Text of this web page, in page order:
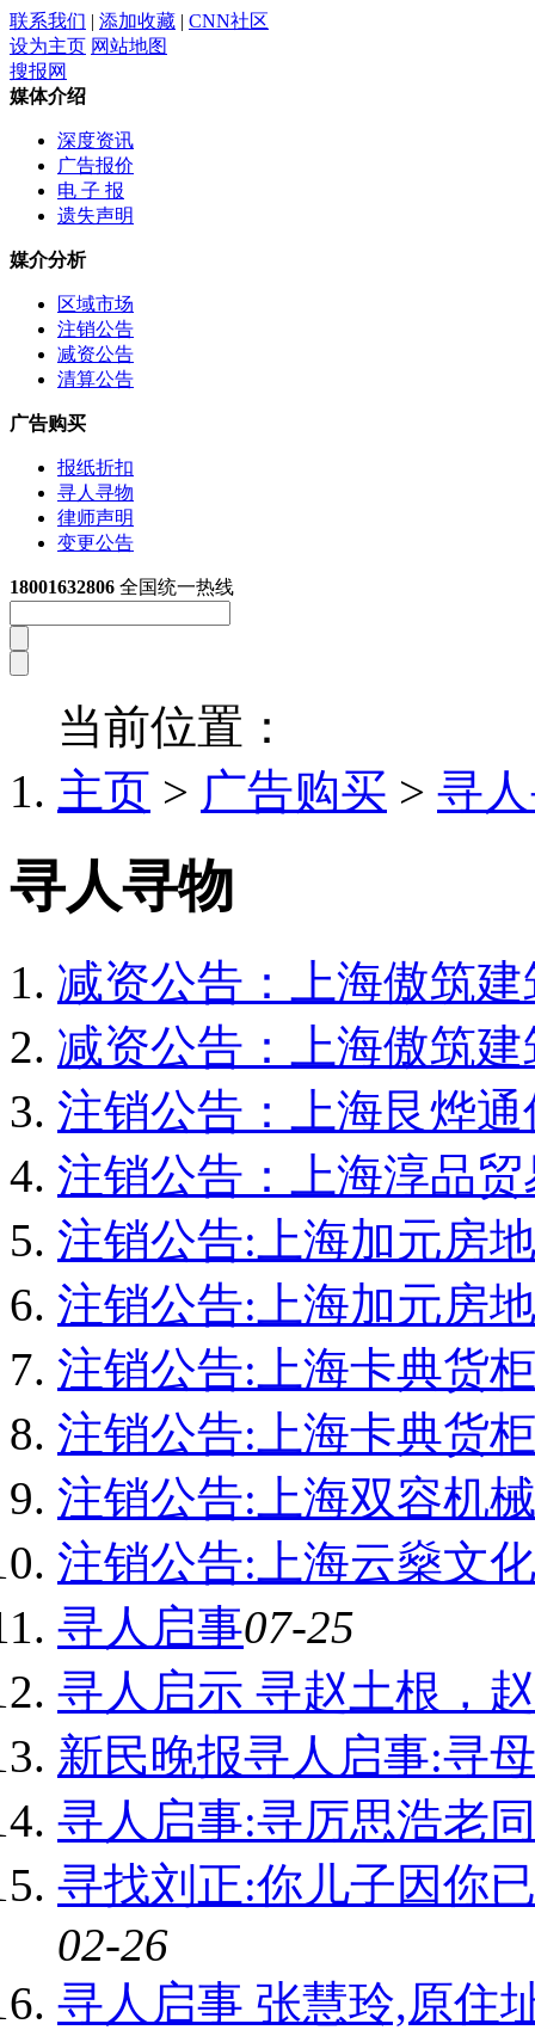
联系我们 | 添加收藏 | CNN社区
设为主页 网站地图
搜报网
媒体介绍
深度资讯
广告报价
电 子 报
遗失声明
媒介分析
区域市场
注销公告
减资公告
清算公告
广告购买
报纸折扣
寻人寻物
律师声明
变更公告
18001632806 全国统一热线
当前位置：
主页 > 广告购买 > 寻
寻人寻物
减资公告：上海傲筑
减资公告：上海傲筑
注销公告：上海艮烨
注销公告：上海淳品
注销公告:上海加元房
注销公告:上海加元房
注销公告:上海卡典货
注销公告:上海卡典货
注销公告:上海双容机
注销公告:上海云燊文
寻人启事07-25
寻人启示 寻赵土根，
新民晚报寻人启事:寻
寻人启事:寻厉思浩老
寻找刘正:你儿子因你
02-26
寻人启事 张慧玲,原住
TEL:021-31266806
2679711071
237803164
在线咨询3号
在线咨询4号
在线咨询5号
在线咨询6号
在线咨询7号
MSN在线1号
MSN在线2号